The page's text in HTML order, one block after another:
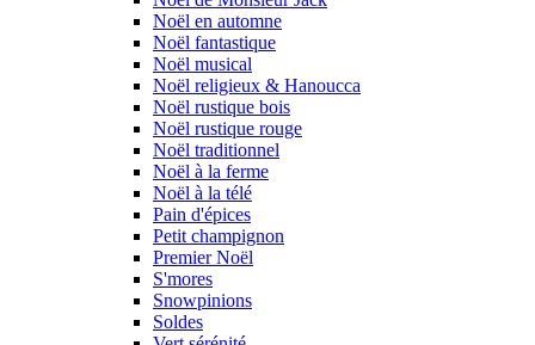
Noël en automne
Noël fantastique
Noël musical
Noël religieux & Hanoucca
Noël rustique bois
Noël rustique rouge
Noël traditionnel
Noël à la ferme
Noël à la télé
Pain d'épices
Petit champignon
Premier Noël
S'mores
Snowpinions
Soldes